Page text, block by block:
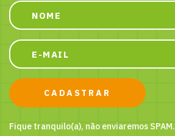
CADASTRAR
Fique tranquilo(a), não enviaremos SPAM.